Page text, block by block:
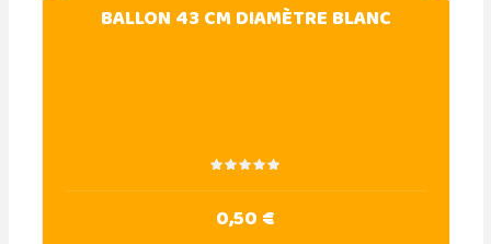
BALLON 43 CM DIAMÈTRE BLANC
0,50 €